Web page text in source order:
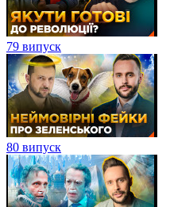
79 випуск
80 випуск